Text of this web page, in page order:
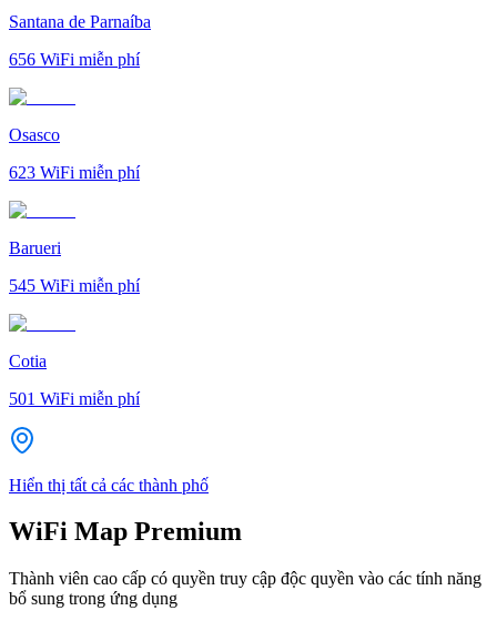
Santana de Parnaíba
656 WiFi miễn phí
Osasco
623 WiFi miễn phí
Barueri
545 WiFi miễn phí
Cotia
501 WiFi miễn phí
Hiển thị tất cả các thành phố
WiFi Map Premium
Thành viên cao cấp có quyền truy cập độc quyền vào các tính năng
bổ sung trong ứng dụng